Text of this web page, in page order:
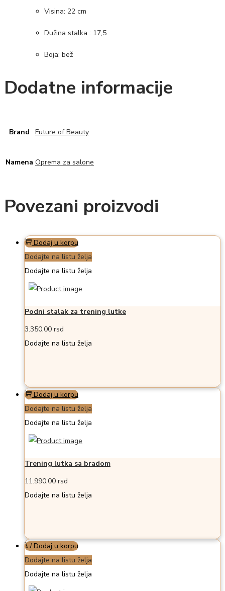
Visina: 22 cm
Dužina stalka : 17,5
Boja: bež
Dodatne informacije
Brand Future of Beauty
Namena Oprema za salone
Povezani proizvodi
Dodaj u korpu
Dodajte na listu želja
Dodajte na listu želja
Podni stalak za trening lutke
3.350,00 rsd
Dodajte na listu želja
Dodaj u korpu
Dodajte na listu želja
Dodajte na listu želja
Trening lutka sa bradom
11.990,00 rsd
Dodajte na listu želja
Dodaj u korpu
Dodajte na listu želja
Dodajte na listu želja